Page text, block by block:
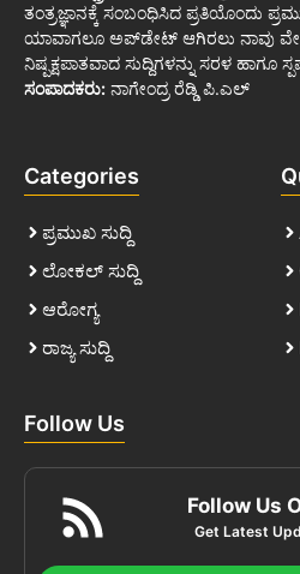
ತಂತ್ರಜ್ಞಾನಕ್ಕೆ ಸಂಬಂಧಿಸಿದ ಪ್ರತಿಯೊಂದು
ಯಾವಾಗಲೂ ಅಪ್‌ಡೇಟ್ ಆಗಿರಲು ನಾವು
ನಿಷ್ಪಕ್ಷಪಾತವಾದ ಸುದ್ದಿಗಳನ್ನು ಸರಳ ಹಾಗೂ
ಸಂಪಾದಕರು: ನಾಗೇಂದ್ರ ರೆಡ್ಡಿ ಪಿ.ಎಲ್
Categories
ಪ್ರಮುಖ ಸುದ್ದಿ
ಲೋಕಲ್ ಸುದ್ದಿ
ಆರೋಗ್ಯ
ರಾಜ್ಯ ಸುದ್ದಿ
Follow Us
Follow Us
Get Latest